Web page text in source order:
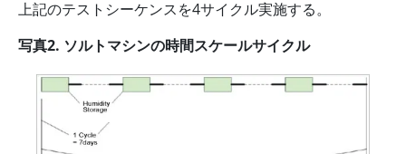
上記のテストシーケンスを4サイクル実施する。
写真2. ソルトマシンの時間スケールサイクル